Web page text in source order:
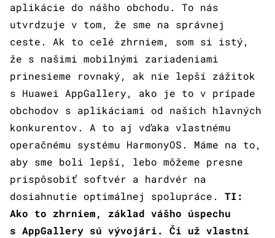
aplikácie do nášho obchodu. To nás
utvrdzuje v tom, že sme na správnej
ceste. Ak to celé zhrniem, som si istý,
že s našimi mobilnými zariadeniami
prinesieme rovnaký, ak nie lepší zážitok
s Huawei AppGallery, ako je to v prípade
obchodov s aplikáciami od našich hlavných
konkurentov. A to aj vďaka vlastnému
operačnému systému HarmonyOS. Máme na to,
aby sme boli lepší, lebo môžeme presne
prispôsobiť softvér a hardvér na
dosiahnutie optimálnej spolupráce. TI:
Ako to zhrniem, základ vášho úspechu
s AppGallery sú vývojári. Či už vlastní